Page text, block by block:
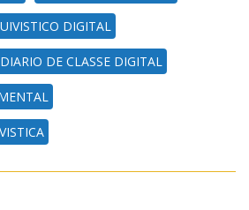
DIGITAL
DIARIO DE CLASSE DIGITAL